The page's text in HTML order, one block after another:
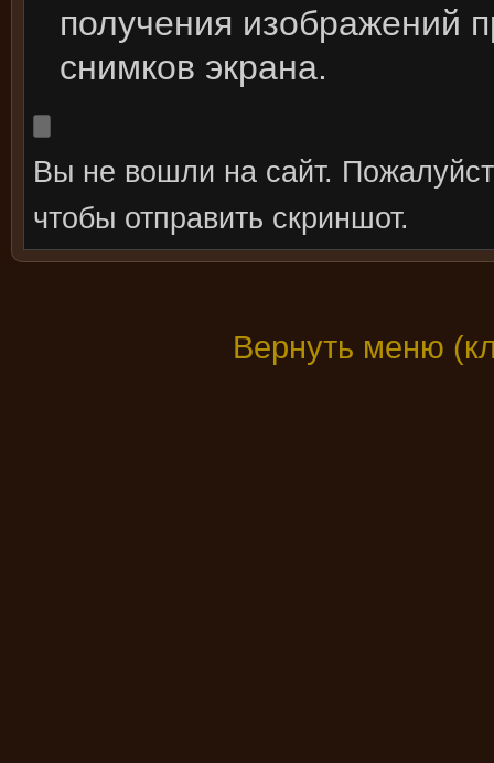
получения изображений
снимков экрана.
Вы не вошли на сайт.
чтобы отправить скриншот.
Вернуть меню